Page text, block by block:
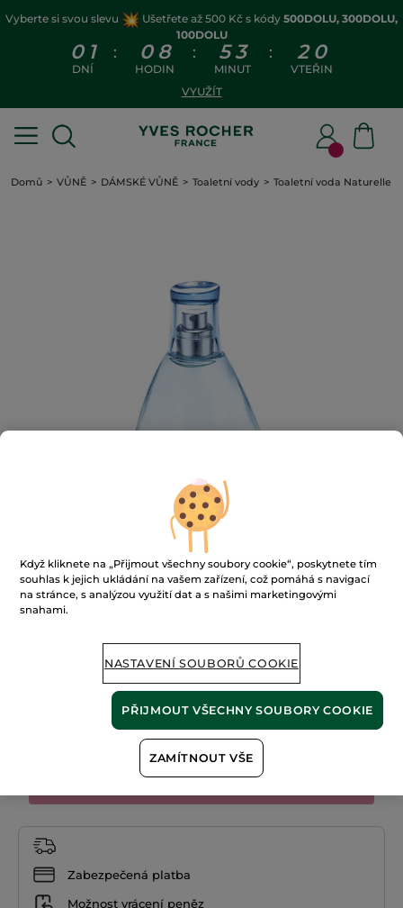
Vyberte si svou slevu Ušetřete až 500 Kč s kódy 500DOLU, 300DOLU,
100DOLU
0 1
DNÍ
: 0 8
HODIN
: 53
MINUT
: 2 0
VTEŘIN
VYUŽÍT
Domů VŮNĚ DÁMSKÉ VŮNĚ Toaletní vody Toaletní voda Naturelle
Toaletní voda Naturelle
★★★★★
★★★★★
hodnota
hodnocení
PŘIDAT HODNOCENÍ
NENÍ SKLADEM
Zabezpečená platba
Možnost vrácení peněz
Když kliknete na „Přijmout všechny soubory cookie“, poskytnete tím
souhlas k jejich ukládání na vašem zařízení, což pomáhá s navigací
na stránce, s analýzou využití dat a s našimi marketingovými
snahami.
NASTAVENÍ SOUBORŮ COOKIE
ZAMÍTNOUT VŠE
PŘIJMOUT VŠECHNY SOUBORY COOKIE